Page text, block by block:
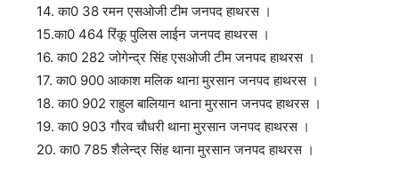
14. का0 38 रमन एसओजी टीम जनपद हाथरस ।
15.का0 464 रिंकू पुलिस लाईन जनपद हाथरस ।
16. का0 282 जोगेन्द्र सिंह एसओजी टीम जनपद हाथरस ।
17. का0 900 आकाश मलिक थाना मुरसान जनपद हाथरस ।
18. का0 902 राहुल बालियान थाना मुरसान जनपद हाथरस ।
19. का0 903 गौरव चौधरी थाना मुरसान जनपद हाथरस ।
20. का0 785 शैलेन्द्र सिंह थाना मुरसान जनपद हाथरस ।